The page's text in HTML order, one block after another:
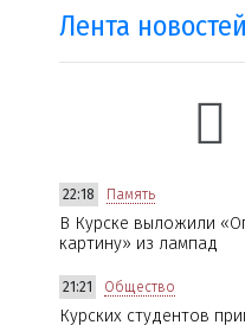
Лента новостей
22:18 Память
В Курске выложили
картину» из лампад
21:21 Общество
Курских студентов